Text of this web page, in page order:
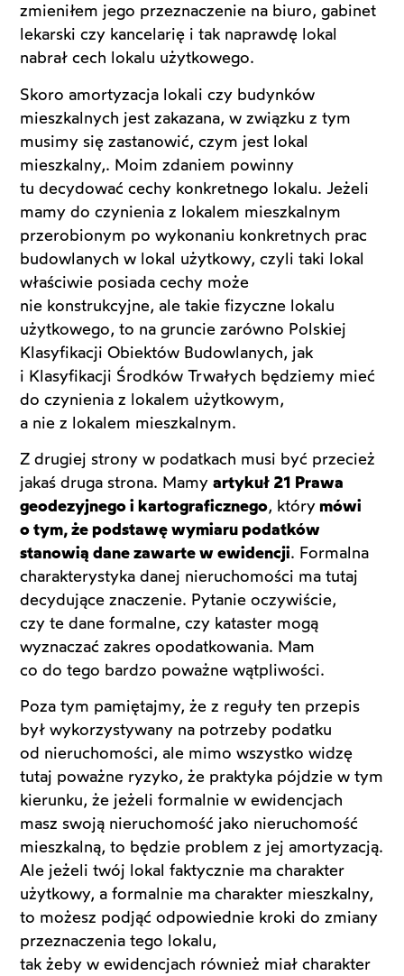
zmieniłem jego przeznaczenie na biuro, gabinet
lekarski czy kancelarię i tak naprawdę lokal
nabrał cech lokalu użytkowego.
Skoro amortyzacja lokali czy budynków
mieszkalnych jest zakazana, w związku z tym
musimy się zastanowić, czym jest lokal
mieszkalny,. Moim zdaniem powinny
tu decydować cechy konkretnego lokalu. Jeżeli
mamy do czynienia z lokalem mieszkalnym
przerobionym po wykonaniu konkretnych prac
budowlanych w lokal użytkowy, czyli taki lokal
właściwie posiada cechy może
nie konstrukcyjne, ale takie fizyczne lokalu
użytkowego, to na gruncie zarówno Polskiej
Klasyfikacji Obiektów Budowlanych, jak
i Klasyfikacji Środków Trwałych będziemy mieć
do czynienia z lokalem użytkowym,
a nie z lokalem mieszkalnym.
Z drugiej strony w podatkach musi być przecież
jakaś druga strona. Mamyartykuł 21 Prawa
geodezyjnego i kartograficznego, którymówi
o tym, że podstawę wymiaru podatków
stanowią dane zawarte w ewidencji. Formalna
charakterystyka danej nieruchomości ma tutaj
decydujące znaczenie. Pytanie oczywiście,
czy te dane formalne, czy kataster mogą
wyznaczać zakres opodatkowania. Mam
co do tego bardzo poważne wątpliwości.
Poza tym pamiętajmy, że z reguły ten przepis
był wykorzystywany na potrzeby podatku
od nieruchomości, ale mimo wszystko widzę
tutaj poważne ryzyko, że praktyka pójdzie w tym
kierunku, że jeżeli formalnie w ewidencjach
masz swoją nieruchomość jako nieruchomość
mieszkalną, to będzie problem z jej amortyzacją.
Ale jeżeli twój lokal faktycznie ma charakter
użytkowy, a formalnie ma charakter mieszkalny,
to możesz podjąć odpowiednie kroki do zmiany
przeznaczenia tego lokalu,
tak żeby w ewidencjach również miał charakter